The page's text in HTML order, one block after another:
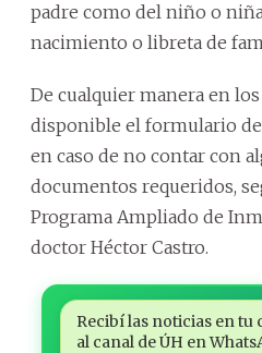
padre como del niño o
nacimiento o libreta de
De cualquier manera en
disponible el formulario
en caso de no contar con
documentos requeridos,
Programa Ampliado de
doctor Héctor Castro.
Recibí las noticias en tu
al canal de ÚH en